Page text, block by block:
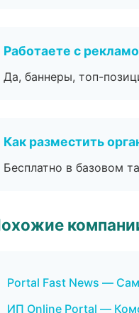
Работаете с
Да, баннеры, топ-
Как разместить
Бесплатно в базовом
Portal Fast News —
ИП Online Portal —